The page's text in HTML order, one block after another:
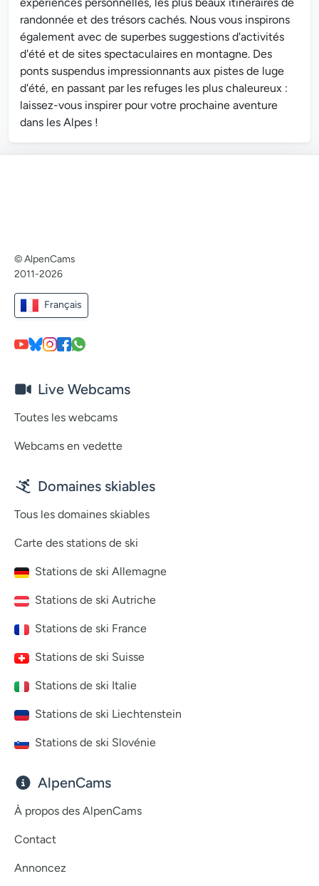
randonnée et des trésors cachés. Nous vous inspirons
également avec de superbes suggestions d'activités
d'été et de sites spectaculaires en montagne. Des
ponts suspendus impressionnants aux pistes de luge
d'été, en passant par les refuges les plus chaleureux :
laissez-vous inspirer pour votre prochaine aventure
dans les Alpes !
© AlpenCams
2011-2026
Français
Live Webcams
Toutes les webcams
Webcams en vedette
Domaines skiables
Tous les domaines skiables
Carte des stations de ski
Stations de ski Allemagne
Stations de ski Autriche
Stations de ski France
Stations de ski Suisse
Stations de ski Italie
Stations de ski Liechtenstein
Stations de ski Slovénie
AlpenCams
À propos des AlpenCams
Contact
Annoncez